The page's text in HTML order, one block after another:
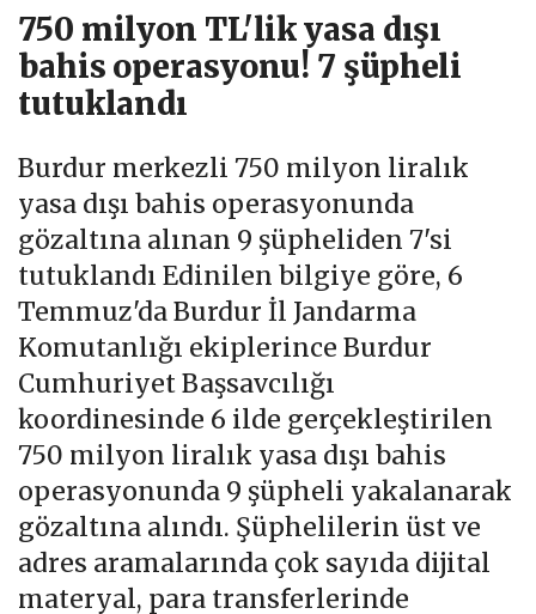
750 milyon TL'lik yasa dışı
bahis operasyonu! 7 şüpheli
tutuklandı
Burdur merkezli 750 milyon liralık
yasa dışı bahis operasyonunda
gözaltına alınan 9 şüpheliden 7'si
tutuklandı Edinilen bilgiye göre, 6
Temmuz'da Burdur İl Jandarma
Komutanlığı ekiplerince Burdur
Cumhuriyet Başsavcılığı
koordinesinde 6 ilde gerçekleştirilen
750 milyon liralık yasa dışı bahis
operasyonunda 9 şüpheli yakalanarak
gözaltına alındı. Şüphelilerin üst ve
adres aramalarında çok sayıda dijital
materyal, para transferlerinde